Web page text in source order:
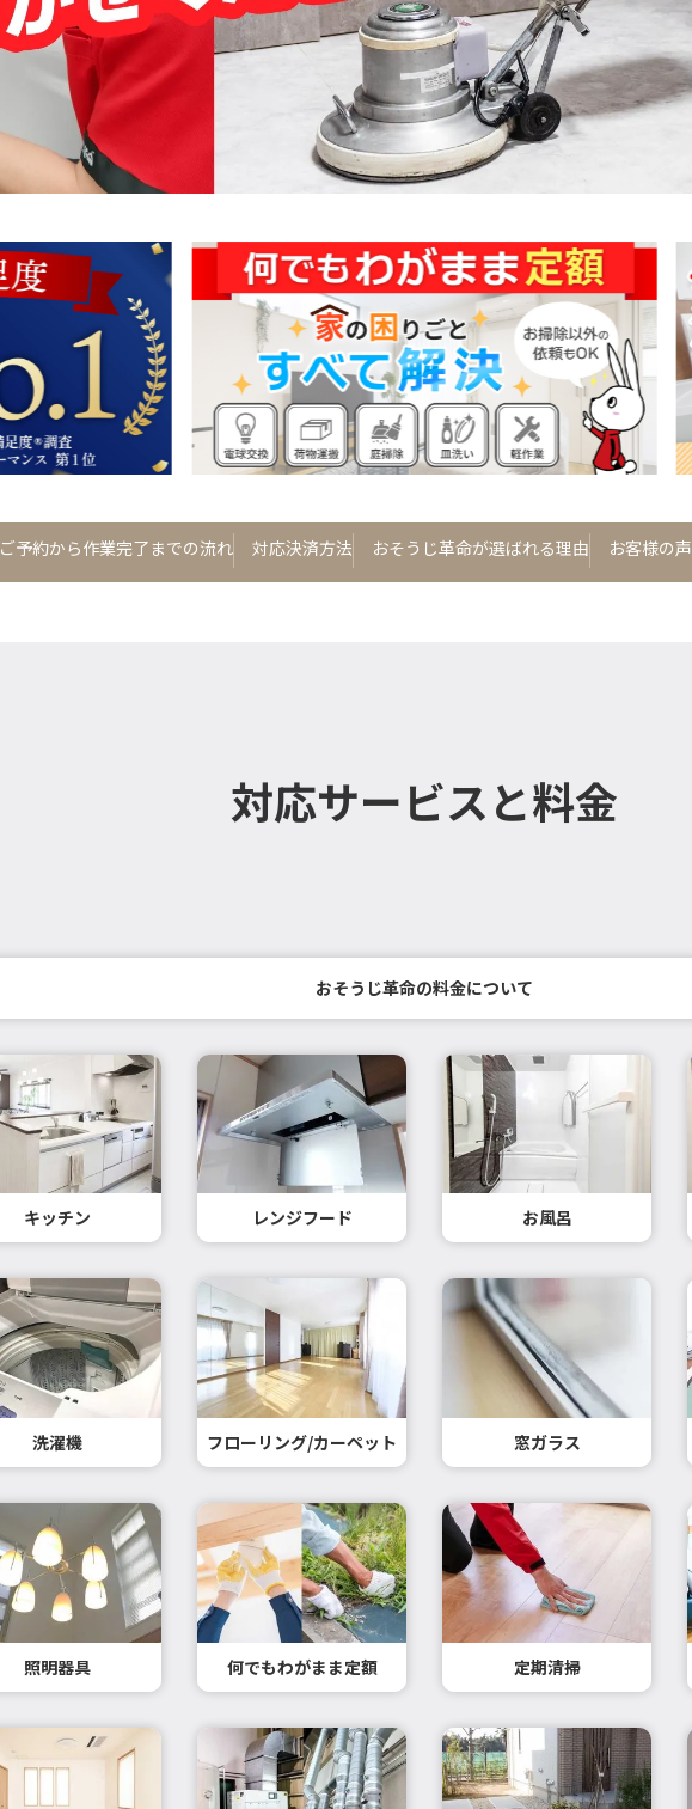
ご予約から作業完了までの流れ 対応決済方法 おそうじ革命が選ばれる理由 お客様の声
対応サービスと料金
おそうじ革命の料金について
キッチン レンジフード お風呂
洗濯機 フローリング/カーペット 窓ガラス
照明器具 何でもわがまま定額 定期清掃